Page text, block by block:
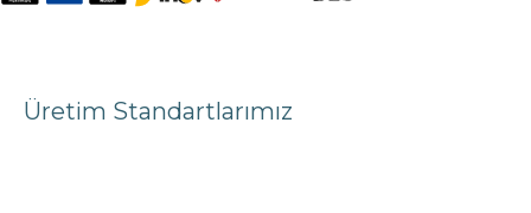
Üretim Standartlarımız